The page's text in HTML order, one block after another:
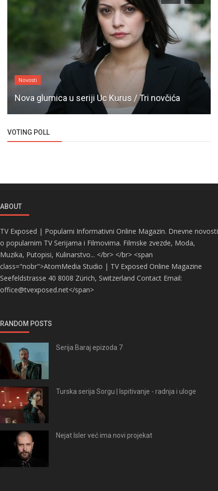
Novosti
Nova glumica u seriji Uc Kurus / Tri novčića
VOTING POLL
ABOUT
TV Exposed | Popularni Informativni Online Magazin. Dnevne novosti
o popularnim TV Serijama i Filmovima. Filmske zvezde, Moda,
Muzika, Putopisi, Kulinarstvo... </br> </br> <span
class="nobr">AtomMedia Studio | TV Exposed Online Magazine
Seefeldstrasse 40 8008 Zürich, Switzerland Contact Email:
office@tvexposed.net</span>
RANDOM POSTS
Serija Baraj epizoda 7
Turska serija Sorgu | Ispitivanje - radnja i uloge
Nejat Isler već ima novi projekat